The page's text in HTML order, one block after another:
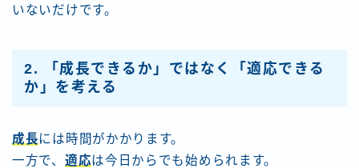
いないだけです。
2. 「成長できるか」ではなく「適応できる
か」を考える
成長には時間がかかります。
一方で、 適応は今日からでも始められます。